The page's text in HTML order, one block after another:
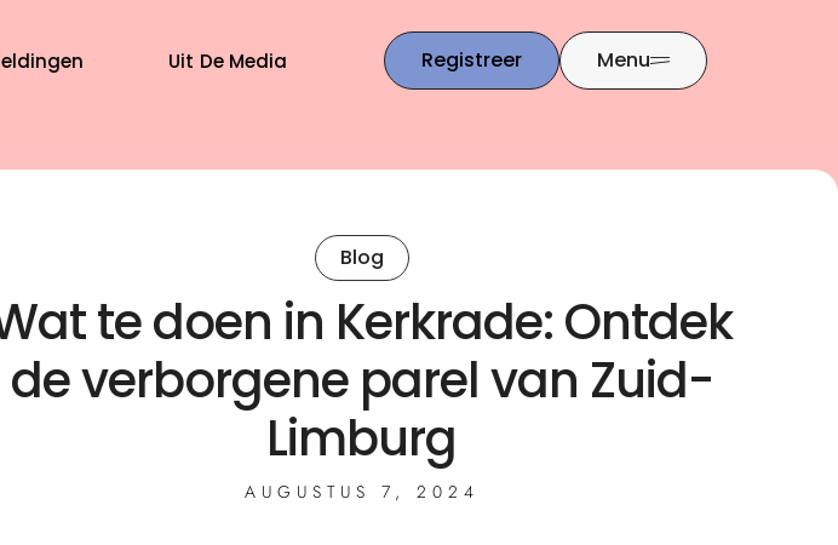
Uit De Media Registreer Menu
Blog
te doen in Kerkrade: Ontdek
de verborgene parel van Zuid-
Limburg
AUGUSTUS 7, 2024